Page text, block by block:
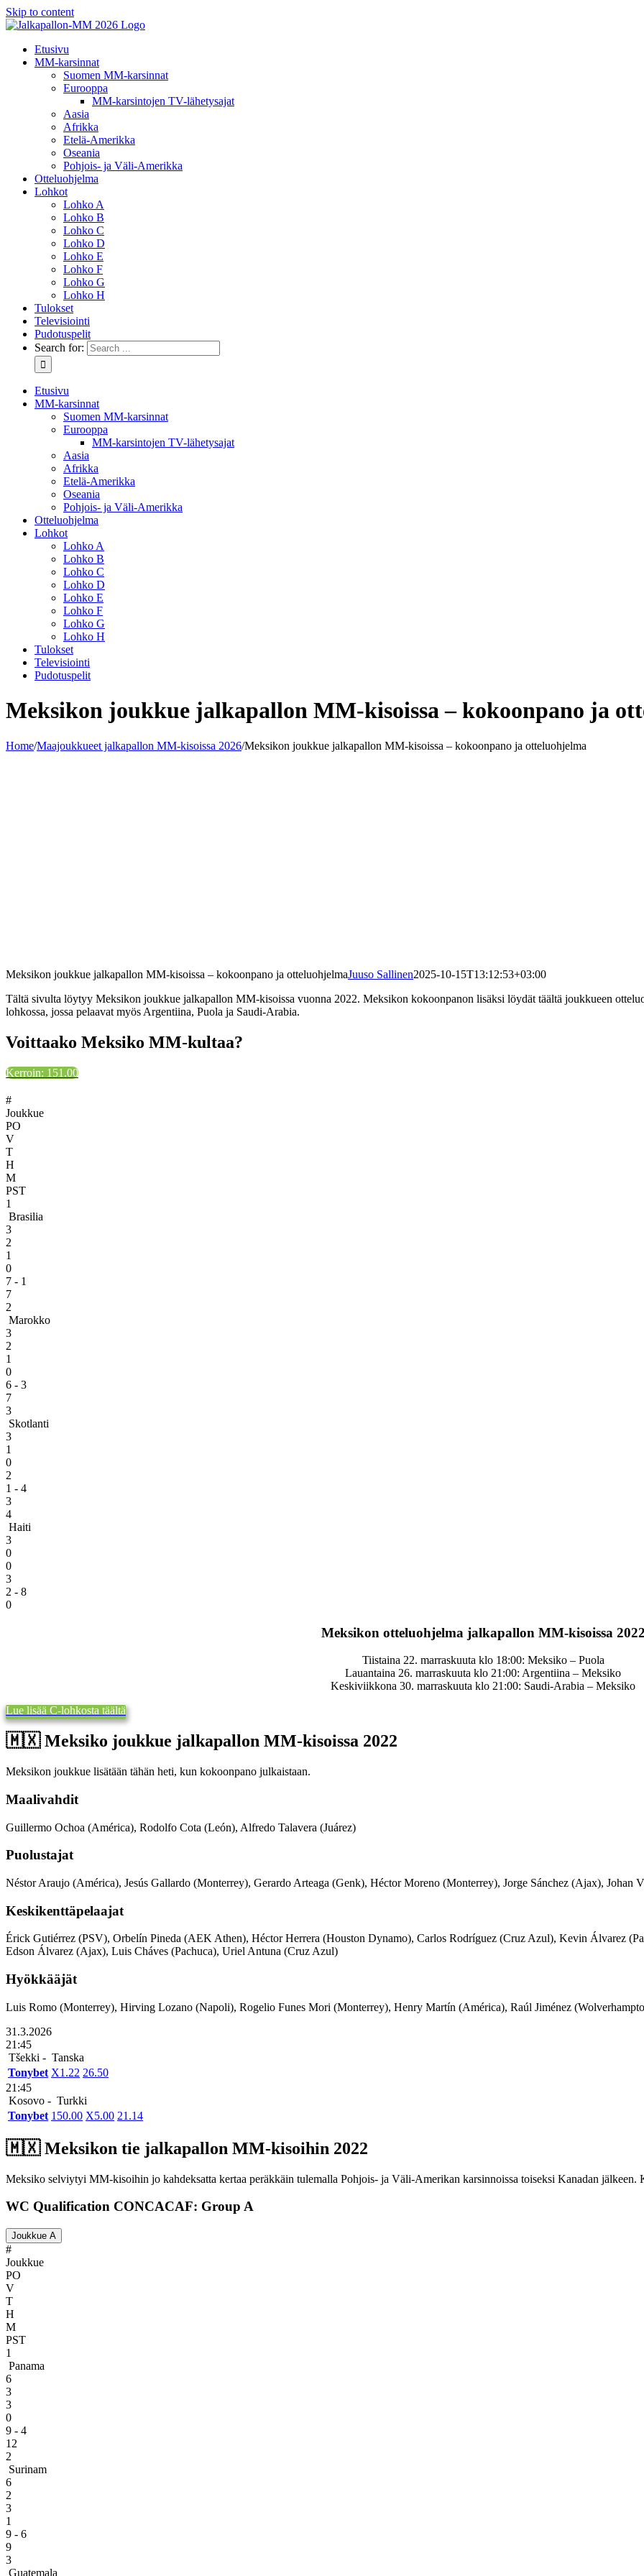
Skip to content
Etusivu
MM-karsinnat
Suomen MM-karsinnat
Eurooppa
MM-karsintojen TV-lähetysajat
Aasia
Afrikka
Etelä-Amerikka
Oseania
Pohjois- ja Väli-Amerikka
Otteluohjelma
Lohkot
Lohko A
Lohko B
Lohko C
Lohko D
Lohko E
Lohko F
Lohko G
Lohko H
Tulokset
Televisiointi
Pudotuspelit
Search for:
Etusivu
MM-karsinnat
Suomen MM-karsinnat
Eurooppa
MM-karsintojen TV-lähetysajat
Aasia
Afrikka
Etelä-Amerikka
Oseania
Pohjois- ja Väli-Amerikka
Otteluohjelma
Lohkot
Lohko A
Lohko B
Lohko C
Lohko D
Lohko E
Lohko F
Lohko G
Lohko H
Tulokset
Televisiointi
Pudotuspelit
Meksikon joukkue jalkapallon MM-kisoissa – kokoonpano ja
Home/Maajoukkueet jalkapallon MM-kisoissa 2026/Meksikon joukkue jalkapallon MM-kisoissa – kokoonpano ja otteluohjelma
Meksikon joukkue jalkapallon MM-kisoissa – kokoonpano ja otteluohjelmaJuuso Sallinen2025-10-15T13:12:53+03:00
Tältä sivulta löytyy Meksikon joukkue jalkapallon MM-kisoissa vuonna 2022. Meksikon kokoonpanon lisäksi löydät täältä joukkueen
lohkossa, jossa pelaavat myös Argentiina, Puola ja Saudi-Arabia.
Voittaako Meksiko MM-kultaa?
Kerroin: 151.00
#
Joukkue
PO
V
T
H
M
PST
1
Brasilia
3
2
1
0
7 - 1
7
2
Marokko
3
2
1
0
6 - 3
7
3
Skotlanti
3
1
0
2
1 - 4
3
4
Haiti
3
0
0
3
2 - 8
0
Meksikon otteluohjelma jalkapallon MM-kisoissa 2022
Tiistaina 22. marraskuuta klo 18:00: Meksiko – Puola
Lauantaina 26. marraskuuta klo 21:00: Argentiina – Meksiko
Keskiviikkona 30. marraskuuta klo 21:00: Saudi-Arabia – Meksiko
Lue lisää C-lohkosta täältä
🇲🇽​ Meksiko joukkue jalkapallon MM-kisoissa 2022
Meksikon joukkue lisätään tähän heti, kun kokoonpano julkaistaan.
Maalivahdit
Guillermo Ochoa (América), Rodolfo Cota (León), Alfredo Talavera (Juárez)
Puolustajat
Néstor Araujo (América), Jesús Gallardo (Monterrey), Gerardo Arteaga (Genk), Héctor Moreno (Monterrey), Jorge Sánchez (Ajax), Johan
Keskikenttäpelaajat
Érick Gutiérrez (PSV), Orbelín Pineda (AEK Athen), Héctor Herrera (Houston Dynamo), Carlos Rodríguez (Cruz Azul), Kevin Álvarez
Edson Álvarez (Ajax), Luis Cháves (Pachuca), Uriel Antuna (Cruz Azul)
Hyökkääjät
Luis Romo (Monterrey), Hirving Lozano (Napoli), Rogelio Funes Mori (Monterrey), Henry Martín (América), Raúl Jiménez
31.3.2026
21:45
Tšekki - Tanska
Tonybet X1.22 26.50
21:45
Kosovo - Turkki
Tonybet 1 50.00 X5.00 21.14
🇲🇽​ Meksikon tie jalkapallon MM-kisoihin 2022
Meksiko selviytyi MM-kisoihin jo kahdeksatta kertaa peräkkäin tulemalla Pohjois- ja Väli-Amerikan karsinnoissa toiseksi Kanadan jälkeen.
WC Qualification CONCACAF: Group A
Joukkue A
#
Joukkue
PO
V
T
H
M
PST
1
Panama
6
3
3
0
9 - 4
12
2
Surinam
6
2
3
1
9 - 6
9
3
Guatemala